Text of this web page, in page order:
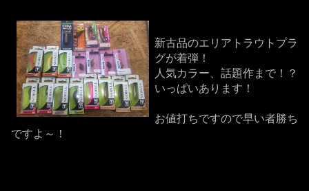
新古品のエリアトラウトプラ
グが着弾！
人気カラー、話題作まで！？
いっぱいあります！
お値打ちですので早い者勝ち
ですよ～！